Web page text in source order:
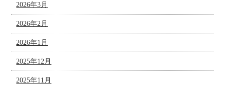
2026年3月
2026年2月
2026年1月
2025年12月
2025年11月